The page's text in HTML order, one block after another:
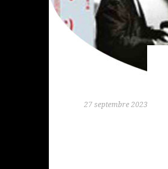
27 septembre 2023